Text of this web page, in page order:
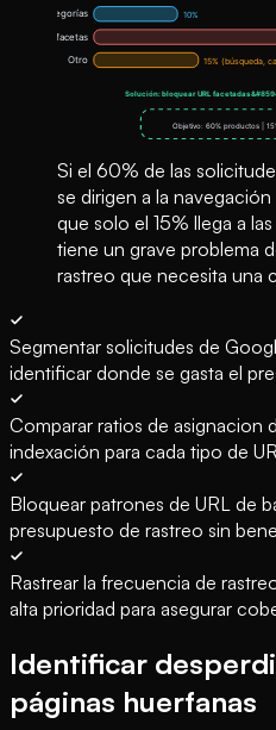
Si el 60% de las
se dirigen a la
que solo el 15% llega a
tiene un grave problema
rastreo que necesita una
Segmentar solicitudes de
identificar donde se gasta el
Comparar ratios de asignacion
indexación para cada tipo de
Bloquear patrones de URL de
presupuesto de rastreo sin
Rastrear la frecuencia de
alta prioridad para asegurar
Identificar
páginas huerfanas